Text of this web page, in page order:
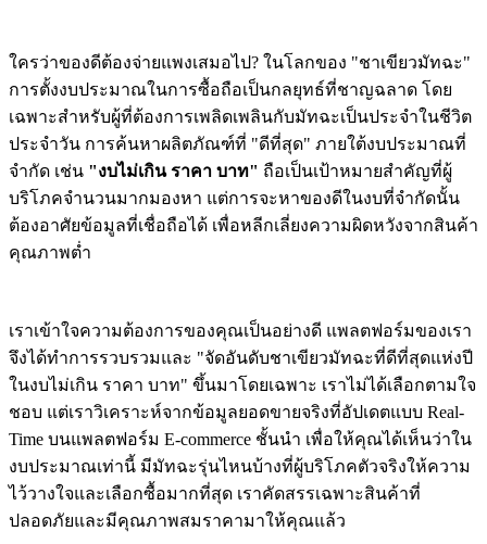
ใครว่าของดีต้องจ่ายแพงเสมอไป? ในโลกของ "ชาเขียวมัทฉะ"
การตั้งงบประมาณในการซื้อถือเป็นกลยุทธ์ที่ชาญฉลาด โดย
เฉพาะสำหรับผู้ที่ต้องการเพลิดเพลินกับมัทฉะเป็นประจำในชีวิต
ประจำวัน การค้นหาผลิตภัณฑ์ที่ "ดีที่สุด" ภายใต้งบประมาณที่
จำกัด เช่น "งบไม่เกิน ราคา บาท" ถือเป็นเป้าหมายสำคัญที่ผู้
บริโภคจำนวนมากมองหา แต่การจะหาของดีในงบที่จำกัดนั้น
ต้องอาศัยข้อมูลที่เชื่อถือได้ เพื่อหลีกเลี่ยงความผิดหวังจากสินค้า
คุณภาพต่ำ
เราเข้าใจความต้องการของคุณเป็นอย่างดี แพลตฟอร์มของเรา
จึงได้ทำการรวบรวมและ "จัดอันดับชาเขียวมัทฉะที่ดีที่สุดแห่งปี
ในงบไม่เกิน ราคา บาท" ขึ้นมาโดยเฉพาะ เราไม่ได้เลือกตามใจ
ชอบ แต่เราวิเคราะห์จากข้อมูลยอดขายจริงที่อัปเดตแบบ Real-
Time บนแพลตฟอร์ม E-commerce ชั้นนำ เพื่อให้คุณได้เห็นว่าใน
งบประมาณเท่านี้ มีมัทฉะรุ่นไหนบ้างที่ผู้บริโภคตัวจริงให้ความ
ไว้วางใจและเลือกซื้อมากที่สุด เราคัดสรรเฉพาะสินค้าที่
ปลอดภัยและมีคุณภาพสมราคามาให้คุณแล้ว